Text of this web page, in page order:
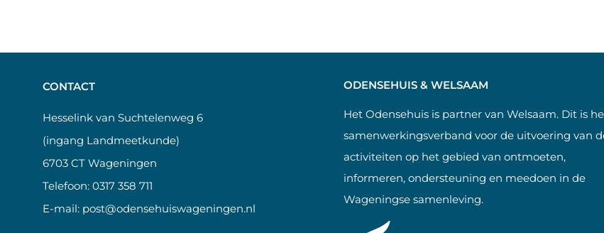
CONTACT
Hesselink van Suchtelenweg 6
(ingang Landmeetkunde)
6703 CT Wageningen
Telefoon: 0317 358 711
E-mail: post@odensehuiswageningen.nl
ODENSEHUIS & WELSAAM
Het Odensehuis is partner van Welsaam. Dit is
samenwerkingsverband voor de uitvoering van
activiteiten op het gebied van ontmoeten,
informeren, ondersteuning en meedoen in de
Wageningse samenleving.